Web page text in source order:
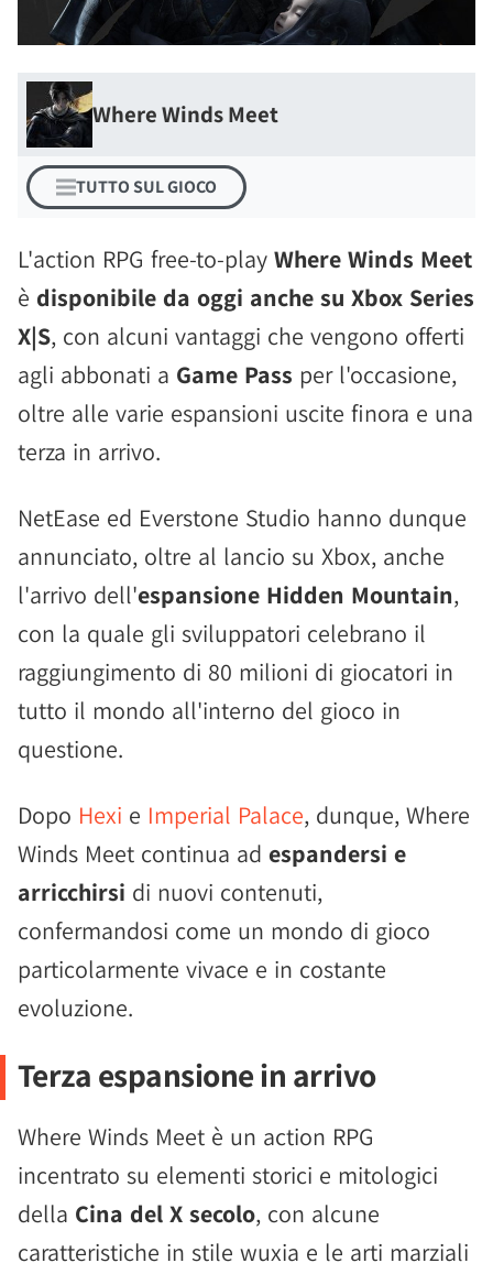
Where Winds Meet
TUTTO SUL GIOCO
L'action RPG free-to-play Where Winds Meet
è disponibile da oggi anche su Xbox Series
X|S, con alcuni vantaggi che vengono offerti
agli abbonati a Game Pass per l'occasione,
oltre alle varie espansioni uscite finora e una
terza in arrivo.
NetEase ed Everstone Studio hanno dunque
annunciato, oltre al lancio su Xbox, anche
l'arrivo dell'espansione Hidden Mountain,
con la quale gli sviluppatori celebrano il
raggiungimento di 80 milioni di giocatori in
tutto il mondo all'interno del gioco in
questione.
Dopo Hexi e Imperial Palace, dunque, Where
Winds Meet continua ad espandersi e
arricchirsi di nuovi contenuti,
confermandosi come un mondo di gioco
particolarmente vivace e in costante
evoluzione.
Terza espansione in arrivo
Where Winds Meet è un action RPG
incentrato su elementi storici e mitologici
della Cina del X secolo, con alcune
caratteristiche in stile wuxia e le arti marziali